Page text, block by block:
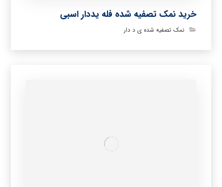
خرید نمک تصفیه شده فله یددار اسبی
نمک تصفیه شده ی د دار